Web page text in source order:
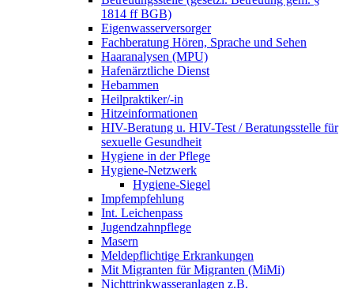
1814 ff BGB)
Eigenwasserversorger
Fachberatung Hören, Sprache und Sehen
Haaranalysen (MPU)
Hafenärztliche Dienst
Hebammen
Heilpraktiker/-in
Hitzeinformationen
HIV-Beratung u. HIV-Test / Beratungsstelle für
sexuelle Gesundheit
Hygiene in der Pflege
Hygiene-Netzwerk
Hygiene-Siegel
Impfempfehlung
Int. Leichenpass
Jugendzahnpflege
Masern
Meldepflichtige Erkrankungen
Mit Migranten für Migranten (MiMi)
Nichttrinkwasseranlagen z.B.